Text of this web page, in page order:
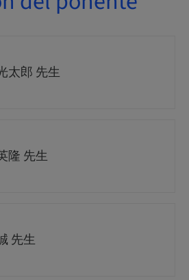
太郎 先生
隆 先生
先生